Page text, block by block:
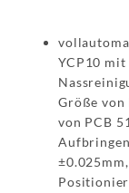
YCP10 mit
Größe von
von PCB